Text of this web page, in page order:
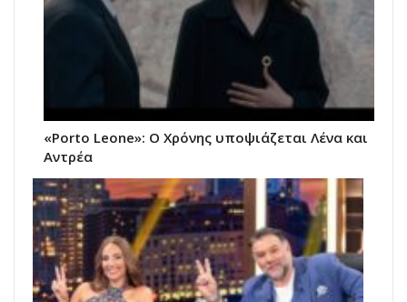
«Porto Leone»: Ο Χρόνης υποψιάζεται Λένα και
Αντρέα